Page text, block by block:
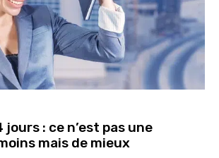
jours : ce n’est pas une
mais de mieux